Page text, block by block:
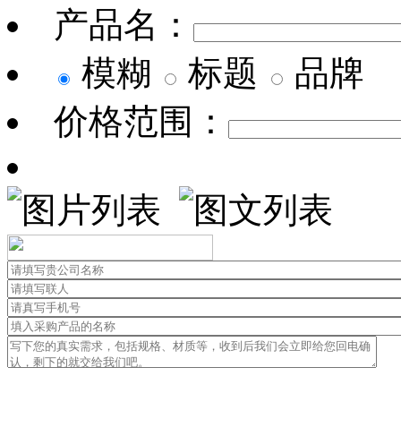
产品名：
模糊
标题
品牌
价格范围：